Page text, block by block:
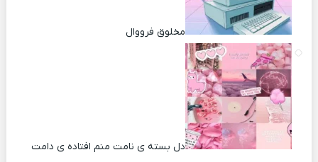
مخلوق فرووال
دل بسته ی نامت منم افتاده ی دامت